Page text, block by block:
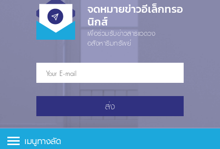
จดหมายข่าวอีเล็กทรอ
นิกส์
เพื่อร่วมรับข่าวสารแวดวง
อสังหาริมทรัพย์
ส่ง
เมนูทางลัด